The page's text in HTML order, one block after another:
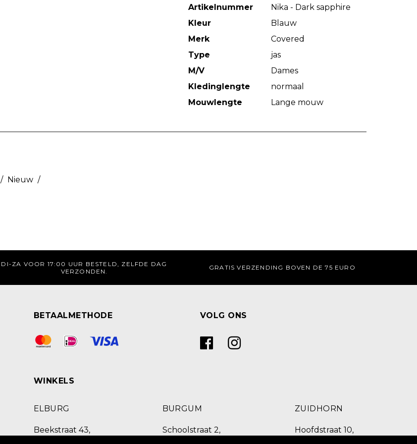
Artikelnummer
Nika - Dark sapphire
Kleur
Blauw
Merk
Covered
Type
jas
M/V
Dames
Kledinglengte
normaal
Mouwlengte
Lange mouw
/ Nieuw /
DI-ZA VOOR 17:00 UUR BESTELD, ZELFDE DAG
VERZONDEN.
GRATIS VERZENDING BOVEN DE 75 EURO
BETAALMETHODE VOLG ONS
WINKELS
ELBURG
Beekstraat 43,
BURGUM
Schoolstraat 2,
ZUIDHORN
Hoofdstraat 10,